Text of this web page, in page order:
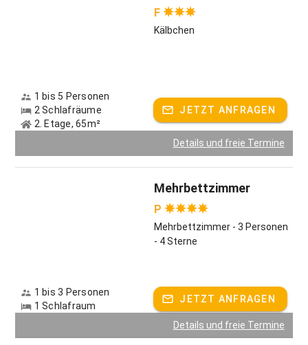
F
Kälbchen
1 bis 5 Personen
2 Schlafräume
2. Etage, 65m²
JETZT ANFRAGEN
Details und freie Termine
Mehrbettzimmer
P
Mehrbettzimmer - 3 Personen
- 4 Sterne
1 bis 3 Personen
1 Schlafraum
JETZT ANFRAGEN
Details und freie Termine